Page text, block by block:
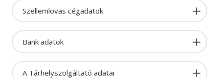
Szellemlovas cégadatok
Bank adatok
A Tárhelyszolgáltató adatai